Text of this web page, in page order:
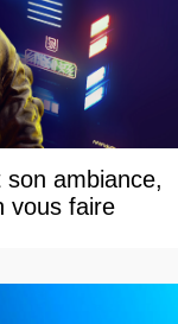
ambiance,
vous faire